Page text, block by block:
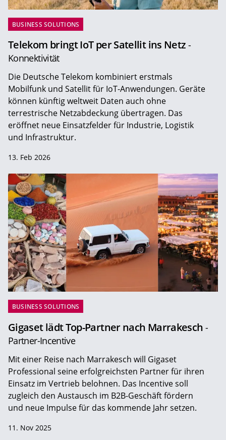
BUSINESS SOLUTIONS
Telekom bringt IoT per Satellit ins Netz -
Konnektivität
Die Deutsche Telekom kombiniert erstmals
Mobilfunk und Satellit für IoT-Anwendungen. Geräte
können künftig weltweit Daten auch ohne
terrestrische Netzabdeckung übertragen. Das
eröffnet neue Einsatzfelder für Industrie, Logistik
und Infrastruktur.
13. Feb 2026
BUSINESS SOLUTIONS
Gigaset lädt Top-Partner nach Marrakesch -
Partner-Incentive
Mit einer Reise nach Marrakesch will Gigaset
Professional seine erfolgreichsten Partner für ihren
Einsatz im Vertrieb belohnen. Das Incentive soll
zugleich den Austausch im B2B-Geschäft fördern
und neue Impulse für das kommende Jahr setzen.
11. Nov 2025